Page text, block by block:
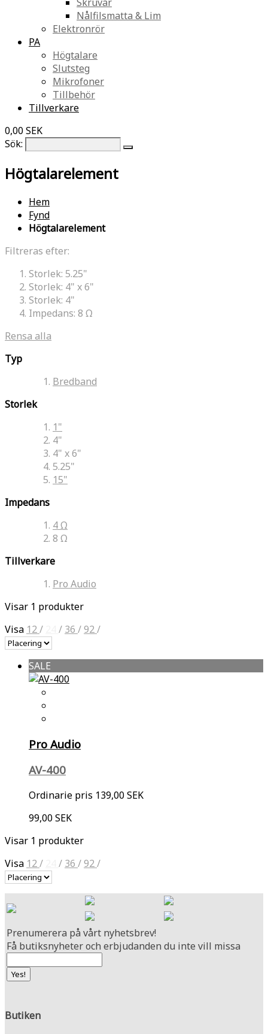
Nålfilsmatta & Lim
Elektronrör
PA
Högtalare
Slutsteg
Mikrofoner
Tillbehör
Tillverkare
0,00 SEK
Sök:
Högtalarelement
Hem
Fynd
Högtalarelement
Filtreras efter:
Storlek: 5.25"
Storlek: 4" x 6"
Storlek: 4"
Impedans: 8 Ω
Rensa alla
Typ
Bredband
Storlek
1"
4"
4" x 6"
5.25"
15"
Impedans
4 Ω
8 Ω
Tillverkare
Pro Audio
Visar 1 produkter
Visa 12/ / 36 /92/
SALE
Pro Audio
AV-400
Ordinarie pris 139,00 SEK
99,00 SEK
Visar 1 produkter
Visa 12/ / 36 /92/
Prenumerera på vårt nyhetsbrev!
Få butiksnyheter och erbjudanden du inte vill missa
Butiken